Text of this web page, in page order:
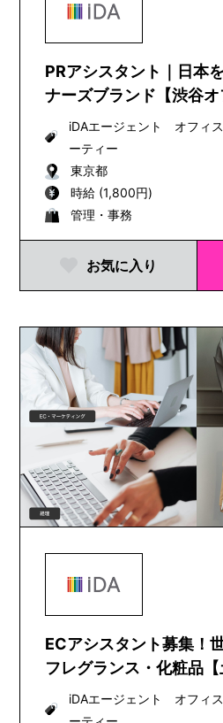
PRアシスタント｜日本
ナーズブランド【渋谷オ
iDAエージェント オフィス
ーティー
東京都
時給 (1,800円)
管理・事務
お気に入り
ECアシスタント募集！
フレグランス・化粧品【
iDAエージェント オフィス